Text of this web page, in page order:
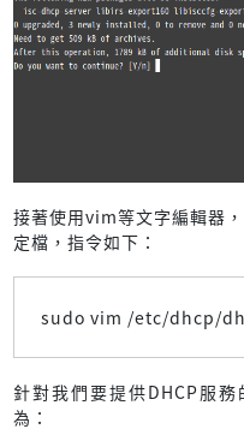
接著使用vim等文字編輯器
定檔，指令如下：
sudo vim /etc/dhcp/
針對我們要提供DHCP服
為：